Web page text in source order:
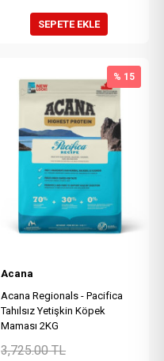
SEPETE EKLE
Acana
Acana Regionals - Pacifica
Tahılsız Yetişkin Köpek
Maması 2KG
3,725.00TL
% 15